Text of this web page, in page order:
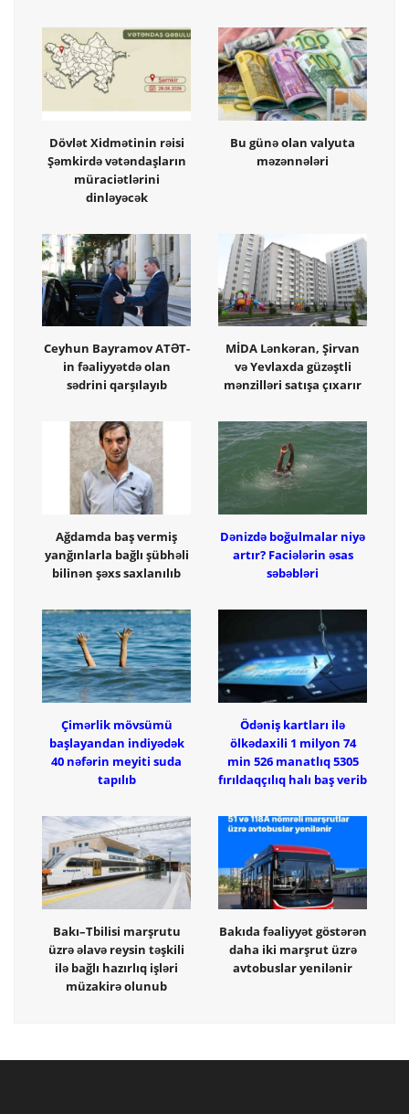
Dövlət Xidmətinin rəisi
Şəmkirdə vətəndaşların
müraciətlərini
dinləyəcək
Bu günə olan valyuta
məzənnələri
Ceyhun Bayramov ATƏT-
in fəaliyyətdə olan
sədrini qarşılayıb
MİDA Lənkəran, Şirvan
və Yevlaxda güzəştli
mənzilləri satışa çıxarır
Ağdamda baş vermiş
yanğınlarla bağlı şübhəli
bilinən şəxs saxlanılıb
Dənizdə boğulmalar niyə
artır? Faciələrin əsas
səbəbləri
Çimərlik mövsümü
başlayandan indiyədək
40 nəfərin meyiti suda
tapılıb
Ödəniş kartları ilə
ölkədaxili 1 milyon 74
min 526 manatlıq 5305
fırıldaqçılıq halı baş verib
Bakı–Tbilisi marşrutu
üzrə əlavə reysin təşkili
ilə bağlı hazırlıq işləri
müzakirə olunub
Bakıda fəaliyyət göstərən
daha iki marşrut üzrə
avtobuslar yenilənir